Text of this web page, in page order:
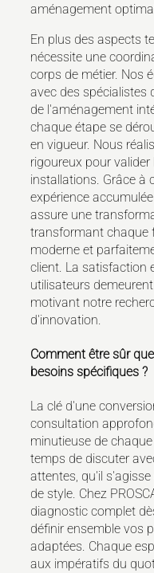
aménagement
En plus des aspects
nécessite une
corps de métier. Nos
avec des spécialistes
de l'aménagement
chaque étape se
en vigueur. Nous
rigoureux pour
installations. Grâce à
expérience
assure une
transformant chaque
moderne et
client. La satisfaction
utilisateurs
motivant notre
d'innovation.
Comment être sûr
besoins spécifiques ?
La clé d'une
consultation
minutieuse de
temps de discuter
attentes, qu'il
de style. Chez
diagnostic complet
définir ensemble vos
adaptées. Chaque
aux impératifs du